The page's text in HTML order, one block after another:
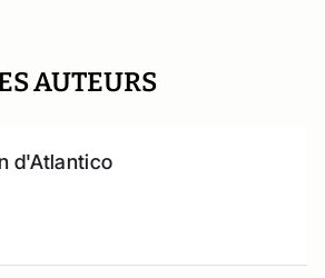
AUTEURS
d'Atlantico